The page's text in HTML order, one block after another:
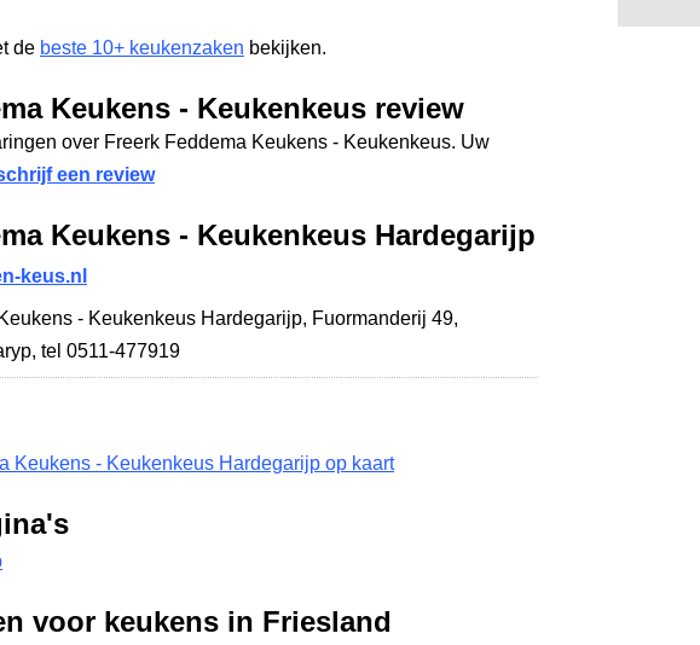
de beste 10+ keukenzaken bekijken.
Keukens - Keukenkeus review
over Freerk Feddema Keukens - Keukenkeus. Uw
een review
Keukens - Keukenkeus Hardegarijp
keus.nl
- Keukenkeus Hardegarijp, Fuormanderij 49,
, tel 0511-477919
Keukens - Keukenkeus Hardegarijp op kaart
voor keukens in Friesland